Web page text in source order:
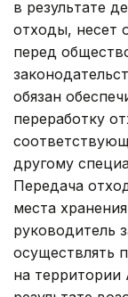
в результате
отходы, несет
перед
обязан
переработку
другому
Передача
места
руководитель
осуществлять
на